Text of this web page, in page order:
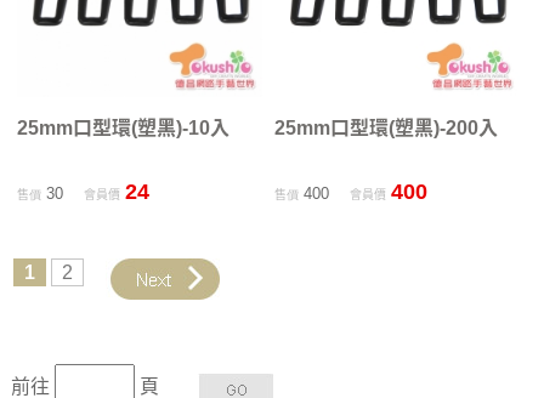
25mm口型環(塑黑)-10入
售價30 會員價 24
25mm口型環(塑黑)-200入
售價 400 會員價 400
1 2
前往 頁